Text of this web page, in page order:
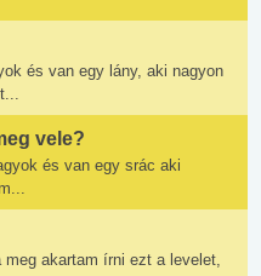
és van egy lány, aki nagyon
vele?
és van egy srác aki
akartam írni ezt a levelet,